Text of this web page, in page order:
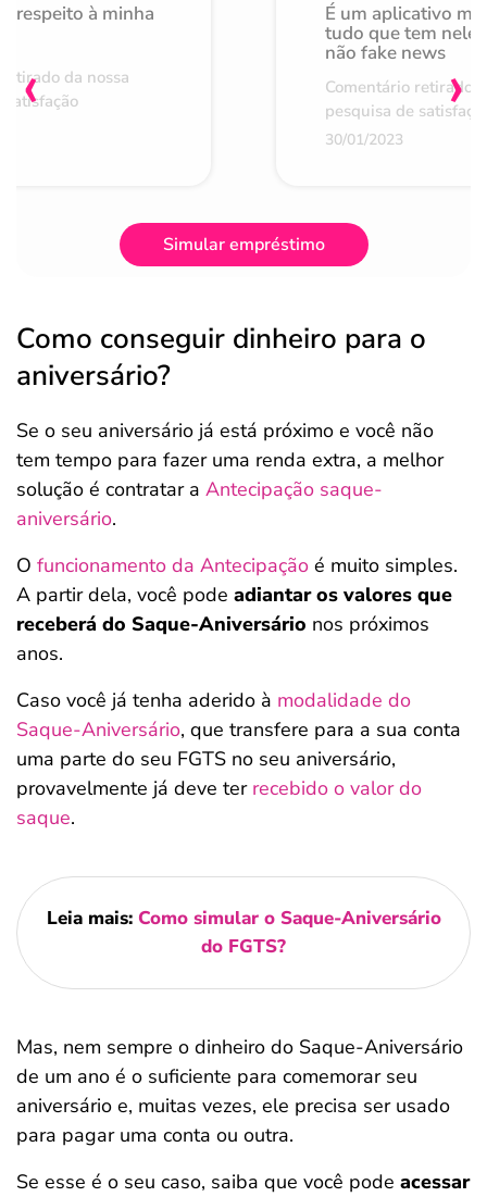
respeito à minha
da nossa
É um aplicativo
tudo que tem nele
não fake news
Comentário retirado
pesquisa de
30/01/2023
‹ ›
Simular empréstimo
Como conseguir dinheiro para o
aniversário?
Se o seu aniversário já está próximo e você não
tem tempo para fazer uma renda extra, a melhor
solução é contratar a Antecipação saque-
aniversário.
O funcionamento da Antecipação é muito simples.
A partir dela, você pode adiantar os valores que
receberá do Saque-Aniversário nos próximos
anos.
Caso você já tenha aderido à modalidade do
Saque-Aniversário, que transfere para a sua conta
uma parte do seu FGTS no seu aniversário,
provavelmente já deve ter recebido o valor do
saque.
Leia mais: Como simular o Saque-Aniversário
do FGTS?
Mas, nem sempre o dinheiro do Saque-Aniversário
de um ano é o suficiente para comemorar seu
aniversário e, muitas vezes, ele precisa ser usado
para pagar uma conta ou outra.
Se esse é o seu caso, saiba que você pode acessar